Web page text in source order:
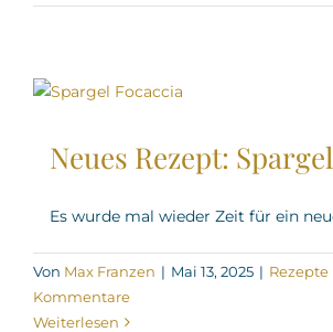
Neues Rezept:
Es wurde mal wieder Zeit für ein
Von Max Franzen | Mai 13, 2025 |
Kommentare
Weiterlesen